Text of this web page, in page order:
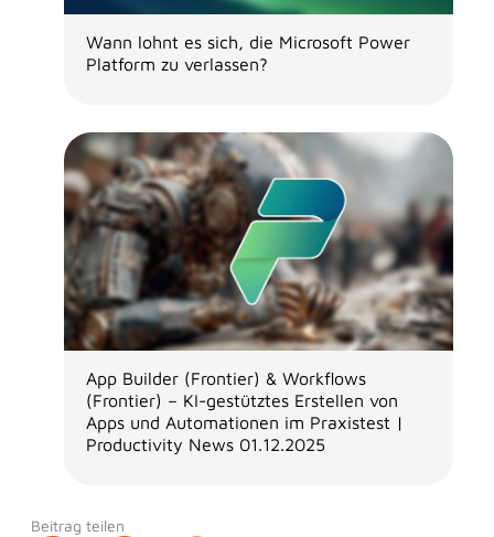
Wann lohnt es sich, die Microsoft Power
Platform zu verlassen?
App Builder (Frontier) & Workflows
(Frontier) – KI-gestütztes Erstellen von
Apps und Automationen im Praxistest |
Productivity News 01.12.2025
Beitrag teilen